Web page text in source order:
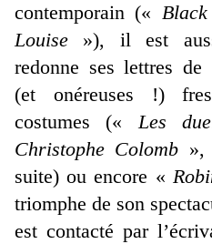
contemporain («
Louise »), il est
redonne ses lettres de
(et onéreuses !)
costumes («Les
Christophe Colomb »,
suite) ou encore «
triomphe de son
est contacté par